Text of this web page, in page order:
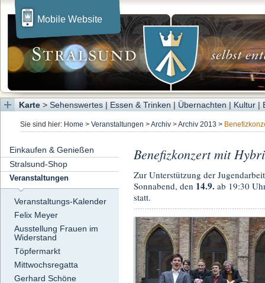
Mobile Website
Karte > Sehenswertes | Essen & Trinken | Übernachten | Kultur |
Sie sind hier: Home > Veranstaltungen >Archiv >Archiv 2013 >
Einkaufen & Genießen
Stralsund-Shop
Veranstaltungen
Veranstaltungs-Kalender
Felix Meyer
Ausstellung Frauen im
Widerstand
Töpfermarkt
Mittwochsregatta
Gerhard Schöne
Benefizkonzert mit
Zur Unterstützung der
Sonnabend, den 14.9. ab 19:30
statt.